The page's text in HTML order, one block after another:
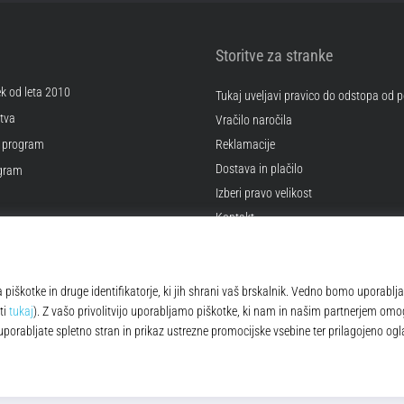
od leta 2010
Storitve za stranke
Tukaj uveljavi pravico do odstopa od
Vračilo naročila
Reklamacije
Dostava in plačilo
Izberi pravo velikost
Kontakt